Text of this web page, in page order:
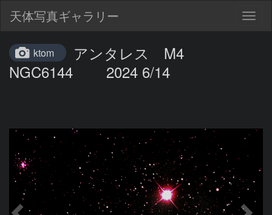
天体写真ギャラリー
ktom
アンタレス M4
NGC6144 2024 6/14